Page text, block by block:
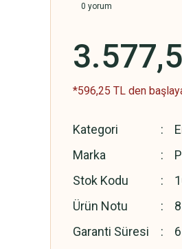
0 yorum
*596,25 TL den
Kategori
Marka
Stok Kodu
Ürün Notu
Garanti Süresi